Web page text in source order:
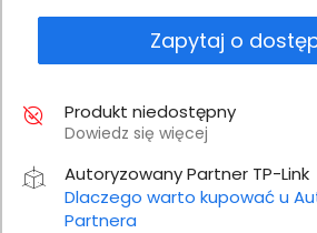
Zapytaj o
Produkt niedostępny
Dowiedz się więcej
Autoryzowany Partner TP-Link
Dlaczego warto kupować u
Partnera